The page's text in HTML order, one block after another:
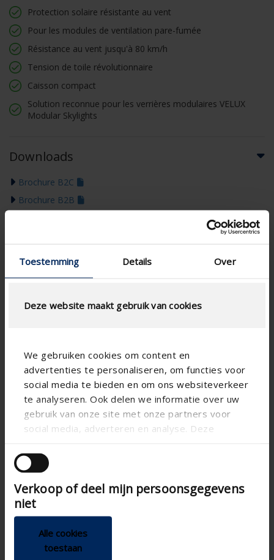
Toestemming Details Over
Deze website maakt gebruik van cookies
We gebruiken cookies om content en
advertenties te personaliseren, om functies voor
social media te bieden en om ons websiteverkeer
te analyseren. Ook delen we informatie over uw
gebruik van onze site met onze partners voor
social media, adverteren en analyse. Deze
andere informatie die u aan ze heeft verstrekt of
die ze hebben verzameld op basis van uw gebruik
van hun services.
Verkoop of deel mijn persoonsgegevens
niet
Alle cookies
toestaan
Protection solaire résistante au vent
Pour les modules de ventilation pare-fumée
Résistance au vent jusqu'à 80 km/h
Tension de toile révolutionnaire
Caisson compact
Solution reconnue pour les verrières modulaires VELUX
Modular Skylights
Downloads
Brochure B2C
Brochure B2B
Fiche technique
Notice de montage